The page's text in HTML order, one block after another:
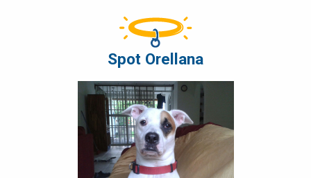
Spot Orellana